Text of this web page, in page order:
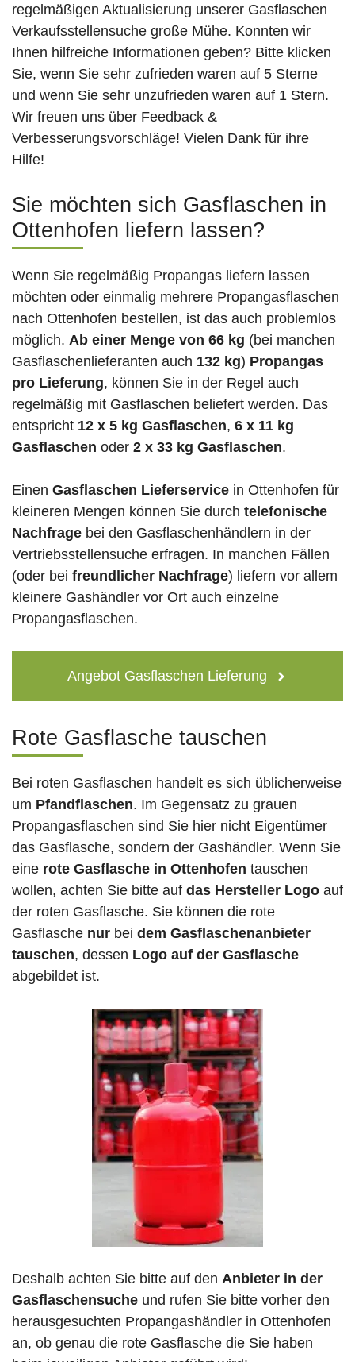
regelmäßigen Aktualisierung unserer Gasflaschen
Verkaufsstellensuche große Mühe. Konnten wir
Ihnen hilfreiche Informationen geben? Bitte klicken
Sie, wenn Sie sehr zufrieden waren auf 5 Sterne
und wenn Sie sehr unzufrieden waren auf 1 Stern.
Wir freuen uns über Feedback &
Verbesserungsvorschläge! Vielen Dank für ihre
Hilfe!
Sie möchten sich Gasflaschen in
Ottenhofen liefern lassen?
Wenn Sie regelmäßig Propangas liefern lassen
möchten oder einmalig mehrere Propangasflaschen
nach Ottenhofen bestellen, ist das auch problemlos
möglich. Ab einer Menge von 66 kg (bei manchen
Gasflaschenlieferanten auch 132 kg) Propangas
pro Lieferung, können Sie in der Regel auch
regelmäßig mit Gasflaschen beliefert werden. Das
entspricht 12 x 5 kg Gasflaschen, 6 x 11 kg
Gasflaschen oder 2 x 33 kg Gasflaschen.
Einen Gasflaschen Lieferservice in Ottenhofen für
kleineren Mengen können Sie durch telefonische
Nachfrage bei den Gasflaschenhändlern in der
Vertriebsstellensuche erfragen. In manchen Fällen
(oder bei freundlicher Nachfrage) liefern vor allem
kleinere Gashändler vor Ort auch einzelne
Propangasflaschen.
Angebot Gasflaschen Lieferung
Rote Gasflasche tauschen
Bei roten Gasflaschen handelt es sich üblicherweise
um Pfandflaschen. Im Gegensatz zu grauen
Propangasflaschen sind Sie hier nicht Eigentümer
das Gasflasche, sondern der Gashändler. Wenn Sie
eine rote Gasflasche in Ottenhofen tauschen
wollen, achten Sie bitte auf das Hersteller Logo auf
der roten Gasflasche. Sie können die rote
Gasflasche nur bei dem Gasflaschenanbieter
tauschen, dessen Logo auf der Gasflasche
abgebildet ist.
Deshalb achten Sie bitte auf den Anbieter in der
Gasflaschensuche und rufen Sie bitte vorher den
herausgesuchten Propangashändler in Ottenhofen
an, ob genau die rote Gasflasche die Sie haben